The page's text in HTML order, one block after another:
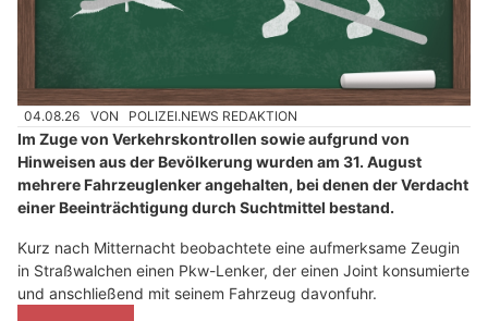
04.08.26 VON POLIZEI.NEWS REDAKTION
Im Zuge von Verkehrskontrollen sowie aufgrund von
Hinweisen aus der Bevölkerung wurden am 31. August
mehrere Fahrzeuglenker angehalten, bei denen der Verdacht
einer Beeinträchtigung durch Suchtmittel bestand.
Kurz nach Mitternacht beobachtete eine aufmerksame Zeugin
in Straßwalchen einen Pkw-Lenker, der einen Joint konsumierte
und anschließend mit seinem Fahrzeug davonfuhr.